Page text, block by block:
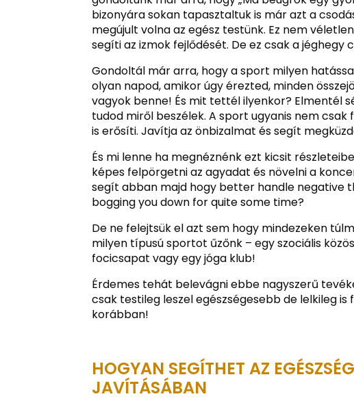
bizonyára sokan tapasztaltuk is már azt a
megújult volna az egész testünk. Ez nem
segíti az izmok fejlődését. De ez csak a jéghegy
Gondoltál már arra, hogy a sport milyen
olyan napod, amikor úgy érezted, minden
vagyok benne! És mit tettél ilyenkor? Elmentél
tudod miről beszélek. A sport ugyanis nem
is erősíti. Javítja az önbizalmat és segít
És mi lenne ha megnéznénk ezt kicsit
képes felpörgetni az agyadat és növelni a
segít abban majd hogy better handle negative
bogging you down for quite some time?
De ne felejtsük el azt sem hogy mindezeken
milyen típusú sportot űzőnk – egy szociális
focicsapat vagy egy jóga klub!
Érdemes tehát belevágni ebbe nagyszerű
csak testileg leszel egészségesebb de lelkileg
korábban!
HOGYAN SEGÍTHET AZ
JAVÍTÁSÁBAN